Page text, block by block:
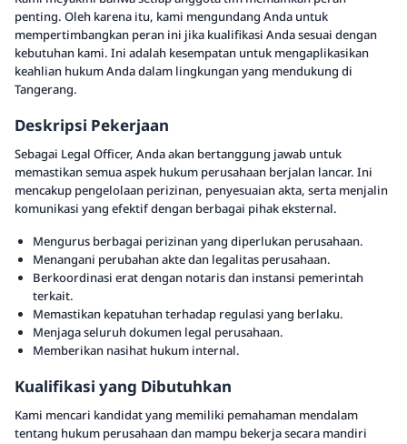
penting. Oleh karena itu, kami mengundang Anda untuk
mempertimbangkan peran ini jika kualifikasi Anda sesuai dengan
kebutuhan kami. Ini adalah kesempatan untuk mengaplikasikan
keahlian hukum Anda dalam lingkungan yang mendukung di
Tangerang.
Deskripsi Pekerjaan
Sebagai Legal Officer, Anda akan bertanggung jawab untuk
memastikan semua aspek hukum perusahaan berjalan lancar. Ini
mencakup pengelolaan perizinan, penyesuaian akta, serta menjalin
komunikasi yang efektif dengan berbagai pihak eksternal.
Mengurus berbagai perizinan yang diperlukan perusahaan.
Menangani perubahan akte dan legalitas perusahaan.
Berkoordinasi erat dengan notaris dan instansi pemerintah
terkait.
Memastikan kepatuhan terhadap regulasi yang berlaku.
Menjaga seluruh dokumen legal perusahaan.
Memberikan nasihat hukum internal.
Kualifikasi yang Dibutuhkan
Kami mencari kandidat yang memiliki pemahaman mendalam
tentang hukum perusahaan dan mampu bekerja secara mandiri